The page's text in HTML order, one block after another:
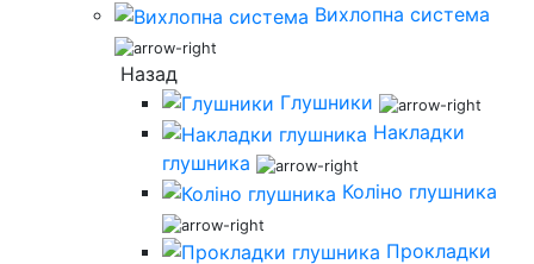
Вихлопна система
Назад
Глушники
Накладки
глушника
Коліно глушника
Прокладки